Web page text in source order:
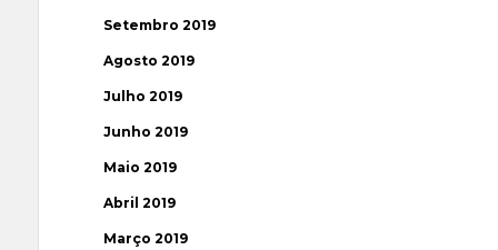
Setembro 2019
Agosto 2019
Julho 2019
Junho 2019
Maio 2019
Abril 2019
Março 2019